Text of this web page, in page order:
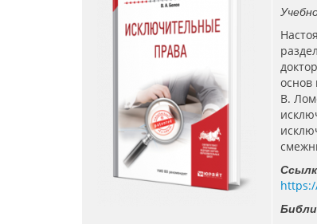
основ
В.